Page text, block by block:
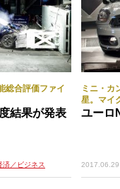
総合評価ファイ
結果が発表
済／ビジネス
ミニ・カ
星。マイ
ユーロ
2017.06.29